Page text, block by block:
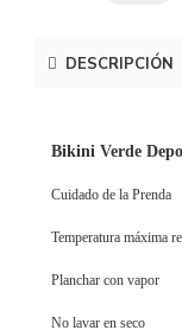
DESCRIPCIÓN
Bikini Verde
Cuidado de la Prenda
Temperatura máxima
Planchar con vapor
No lavar en seco